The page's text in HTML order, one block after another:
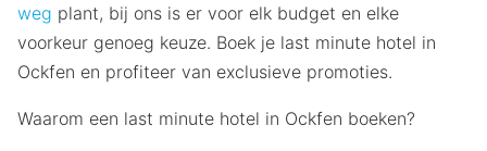
weg plant, bij ons is er voor elk budget en elke
voorkeur genoeg keuze. Boek je last minute hotel in
Ockfen en profiteer van exclusieve promoties.
Waarom een last minute hotel in Ockfen boeken?